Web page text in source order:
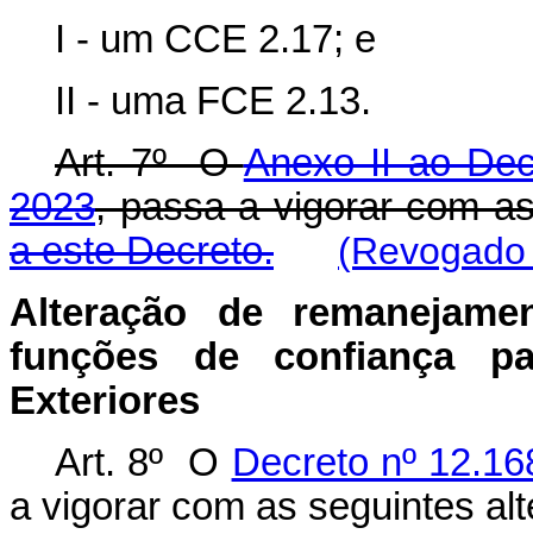
I - um CCE 2.17; e
II - uma FCE 2.13.
Art. 7º OAnexo II ao
2023, passa a vigorar com
a este Decreto.
Alteração de
funções de confiança
Exteriores
Art. 8º O Decreto nº
a vigorar com as seguintes